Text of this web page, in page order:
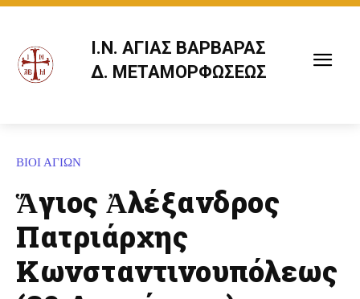
Ι.Ν. ΑΓΙΑΣ ΒΑΡΒΑΡΑΣ
Δ. ΜΕΤΑΜΟΡΦΩΣΕΩΣ
ΒΙΟΙ ΑΓΙΩΝ
Ἅγιος Ἀλέξανδρος
Πατριάρχης
Κωνσταντινουπόλεως